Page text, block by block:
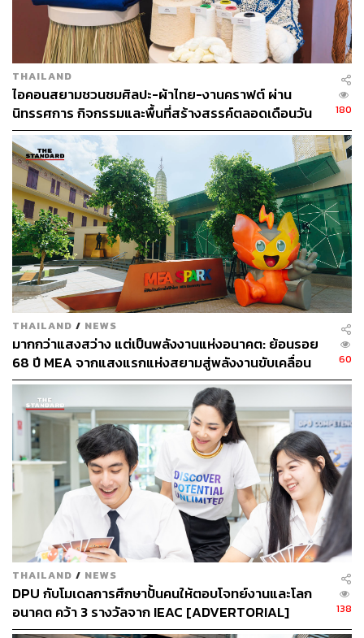
ภายใต้แนวคิด ‘Clarity’ ของ ‘คู่มือกรมธรรม์ประกันภัย’ รูป
แบบใหม่จาก FWD มีอะไรที่เปลี่ยนไปอย่างชัดเจนบ้าง
รูปเล่มใหม่ที่เข้าถึงและอ่านได้ง่ายขึ้น
นอกจากรูปเล่มใหม่จะออกแบบให้มีความ ‘Clarity’ ยัง
ช่วยเพิ่มความ ‘เข้าใจง่าย’ ให้กับลูกค้า จากเดิมที่รูป
แบบประโยคมีการจัดวางตัวอักษรยาวต่อเนื่อง ก็ปรับ
ใหม่โดยจัดเรียงเป็นข้อ (Bullet) อ่านง่าย สบายตา และ
THAILAND
ไอคอนสยามชวนชมศิลปะ-ผ้าไทย-งานคราฟต์ ผ่าน
นิทรรศการ กิจกรรมและพื้นที่สร้างสรรค์ตลอดเดือนวัน
แม่ [ADVERTORIAL]
180
THAILAND / NEWS
มากกว่าแสงสว่าง แต่เป็นพลังงานแห่งอนาคต: ย้อนรอย
68 ปี MEA จากแสงแรกแห่งสยามสู่พลังงานขับเคลื่อน
เมือง ผ่าน MEA SPARK
60
THAILAND / NEWS
DPU กับโมเดลการศึกษาปั้นคนให้ตอบโจทย์งานและโลก
อนาคต คว้า 3 รางวัลจาก IEAC [ADVERTORIAL]
138